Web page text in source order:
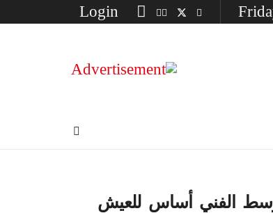
الفني أساس للعيش